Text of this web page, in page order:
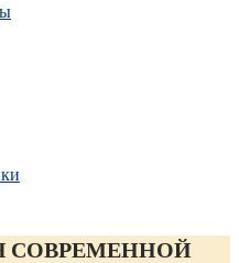
СОВРЕМЕННОЙ